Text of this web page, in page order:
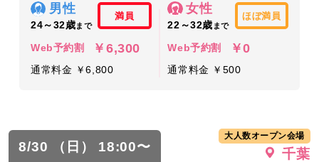
男性
24～32歳まで
満員
Web予約割 ￥6,300
通常料金 ￥6,800
女性
22～32歳 まで
ほぼ満員
Web予約割 ￥0
通常料金 ￥500
8/30 （日） 18:00〜
大人数オープン会場
千葉